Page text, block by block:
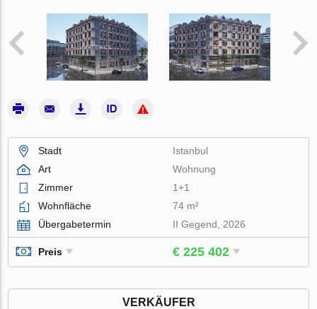
Stadt
Istanbul
Art
Wohnung
Zimmer
1+1
Wohnfläche
74 m²
Übergabetermin
II Gegend, 2026
Preis € 225 402
VERKÄUFER